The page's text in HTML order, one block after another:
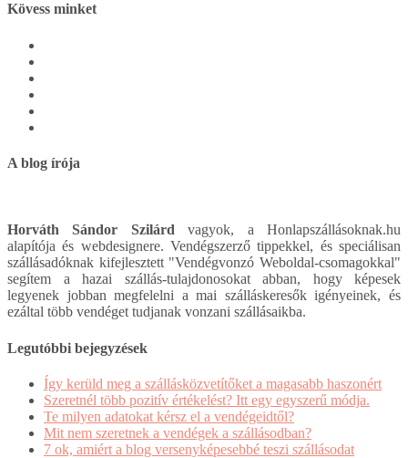
Kövess minket
A blog írója
Horváth Sándor Szilárd vagyok, a Honlapszállásoknak.hu
alapítója és webdesignere. Vendégszerző tippekkel, és speciálisan
szállásadóknak kifejlesztett "Vendégvonzó Weboldal-csomagokkal"
segítem a hazai szállás-tulajdonosokat abban, hogy képesek
legyenek jobban megfelelni a mai szálláskeresők igényeinek, és
ezáltal több vendéget tudjanak vonzani szállásaikba.
Legutóbbi bejegyzések
Így kerüld meg a szállásközvetítőket a magasabb haszonért
Szeretnél több pozitív értékelést? Itt egy egyszerű módja.
Te milyen adatokat kérsz el a vendégeidtől?
Mit nem szeretnek a vendégek a szállásodban?
7 ok, amiért a blog versenyképesebbé teszi szállásodat